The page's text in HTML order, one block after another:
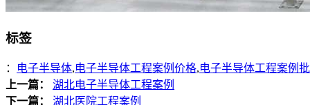
标签
： 电子半导体,电子半导体工程案例价格,电子半导体工程案例
上一篇：
湖北电子半导体工程案例
下一篇：
湖北医院工程案例